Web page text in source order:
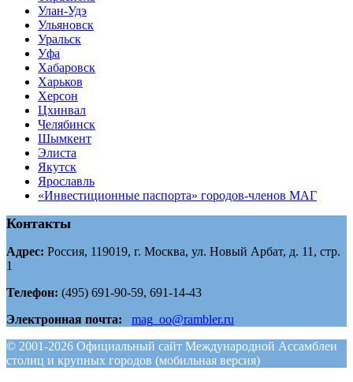
Улан-Удэ
Ульяновск
Уральск
Уфа
Хабаровск
Харьков
Херсон
Цхинвал
Челябинск
Шымкент
Элиста
Якутск
Ярославль
«Инвестиционные паспорта» городов-членов МАГ
Контакты
Адрес: Россия, 119019, г. Москва, ул. Новый Арбат, д. 11, стр.
1
Телефон: (495) 691-90-59, 691-14-43
Электронная почта:
mag_oo@rambler.ru
© 2001-2026 Официальный сайт Международной Ассамблеи
столиц и крупных городов (мобильная версия)